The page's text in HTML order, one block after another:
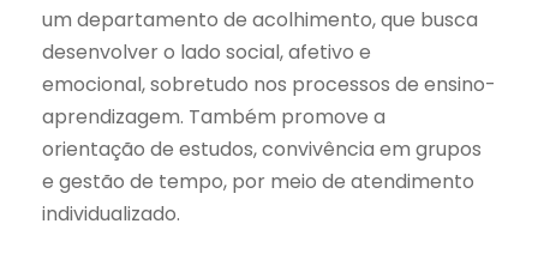
um departamento de acolhimento, que busca
desenvolver o lado social, afetivo e
emocional, sobretudo nos processos de ensino-
aprendizagem. Também promove a
orientação de estudos, convivência em grupos
e gestão de tempo, por meio de atendimento
individualizado.